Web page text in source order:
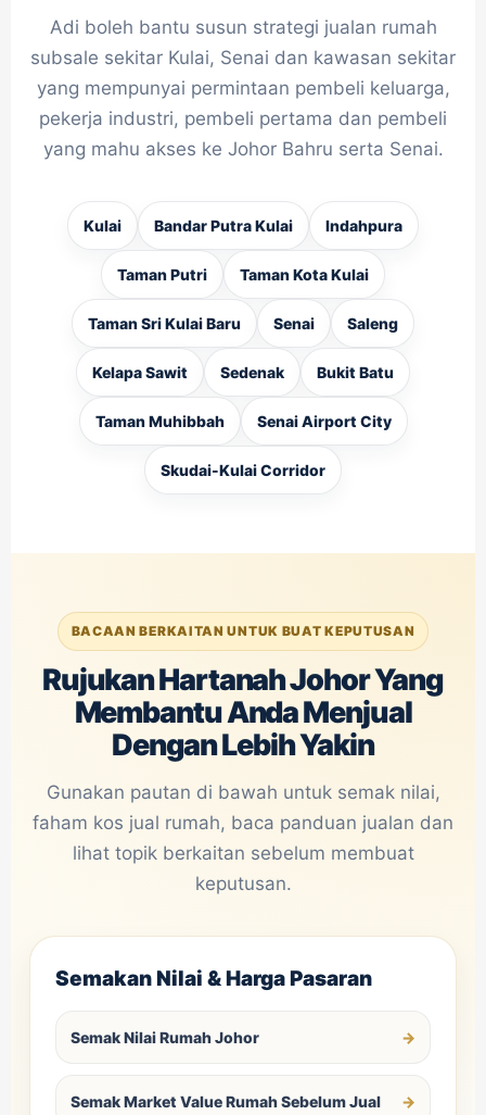
Adi boleh bantu susun strategi jualan rumah
subsale sekitar Kulai, Senai dan kawasan sekitar
yang mempunyai permintaan pembeli keluarga,
pekerja industri, pembeli pertama dan pembeli
yang mahu akses ke Johor Bahru serta Senai.
Kulai Bandar Putra Kulai Indahpura
Taman Putri Taman Kota Kulai
Taman Sri Kulai Baru Senai Saleng
Kelapa Sawit Sedenak Bukit Batu
Taman Muhibbah Senai Airport City
Skudai-Kulai Corridor
BACAAN BERKAITAN UNTUK BUAT KEPUTUSAN
Rujukan Hartanah Johor Yang
Membantu Anda Menjual
Dengan Lebih Yakin
Gunakan pautan di bawah untuk semak nilai,
faham kos jual rumah, baca panduan jualan dan
lihat topik berkaitan sebelum membuat
keputusan.
Semakan Nilai & Harga Pasaran
Semak Nilai Rumah Johor
Semak Market Value Rumah Sebelum Jual